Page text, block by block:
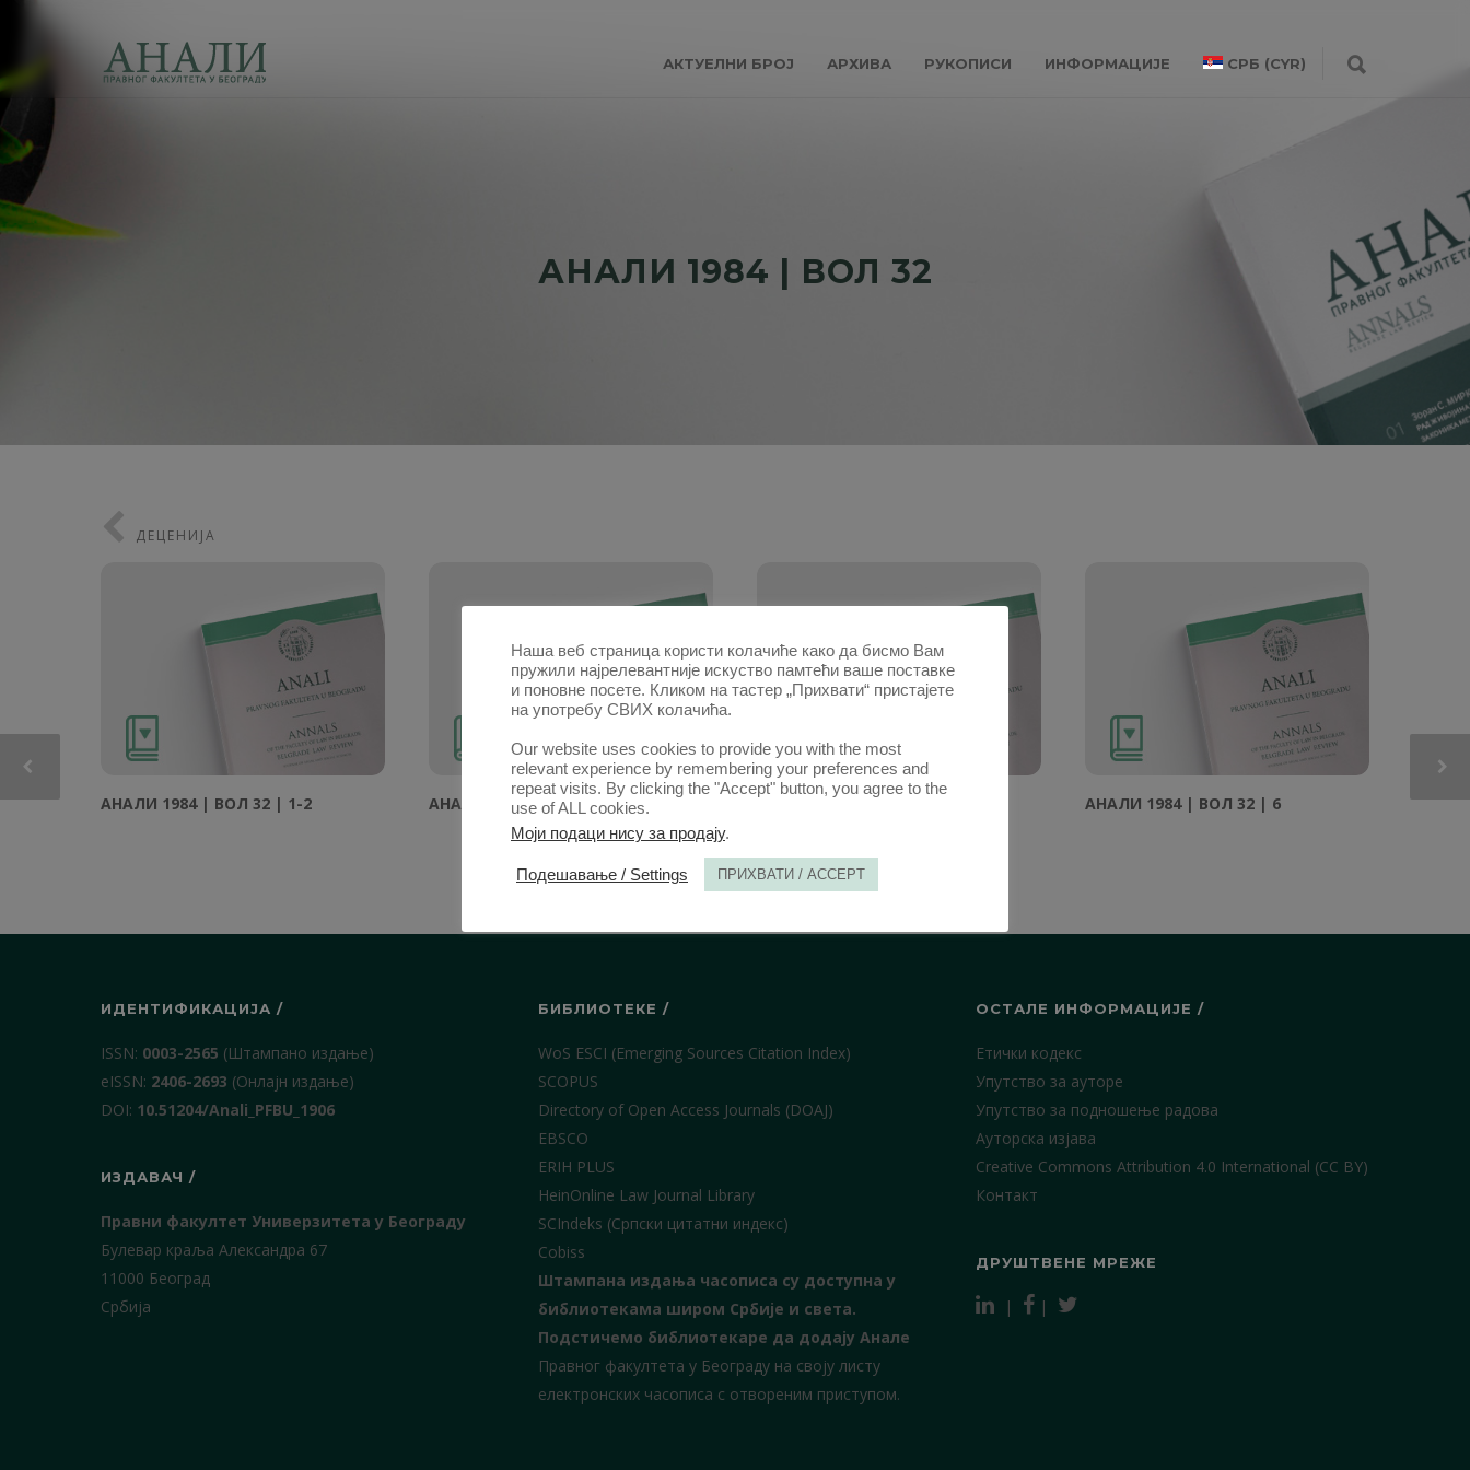
АКТУЕЛНИ БРОЈ АРХИВА РУКОПИСИ ИНФОРМАЦИЈЕ СРБ (CYR)
АНАЛИ 1984 | ВОЛ 32
ДЕЦЕНИЈА
АНAЛИ 1984 | ВОЛ 32 | 1-2 АНAЛИ 1984 | ВОЛ 32 | 3-4 АНAЛИ 1984 | ВОЛ 32 | 5 АНAЛИ 1984 | ВОЛ 32 | 6
ИДЕНТИФИКАЦИЈА /
ISSN: 0003-2565 (Штампано издање)
еISSN: 2406-2693 (Онлајн издање)
DOI: 10.51204/Anali_PFBU_1906
ИЗДАВАЧ /
Правни факултет Универзитета у Београду
Булевар краља Александра 67
11000 Београд
Србија
БИБЛИОТЕКЕ /
WoS ESCI (Emerging Sources Citation Index)
SCOPUS
Directory of Open Access Journals (DOAJ)
EBSCO
ERIH PLUS
HeinOnline Law Journal Library
SCIndeks (Српски цитатни индекс)
Cobiss
Штампана издања часописа су доступна у
библиотекама широм Србије и света.
Подстичемо библиотекаре да додају Анале
Правног факултета у Београду на своју листу
електронских часописа с отвореним приступом.
ОСТАЛЕ ИНФОРМАЦИЈЕ /
Етички кодекс
Упутство за ауторе
Упутство за подношење радова
Ауторска изјава
Creative Commons Attribution 4.0 International (CC BY)
Контакт
ДРУШТВЕНЕ МРЕЖЕ
| |
Наша веб страница користи колачиће како да бисмо Вам
пружили најрелевантније искуство памтећи ваше поставке
и поновне посете. Кликом на тастер „Прихвати“ пристајете
на употребу СВИХ колачића.
Our website uses cookies to provide you with the most
relevant experience by remembering your preferences and
repeat visits. By clicking the "Accept" button, you agree to the
use of ALL cookies.
Моји подаци нису за продају.
Подешавање / Settings ПРИХВАТИ / ACCEPT